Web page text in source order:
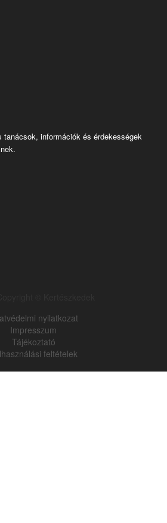
tanácsok, információk és érdekességek
nyilatkozat
Impresszum
Tájékoztató
feltételek